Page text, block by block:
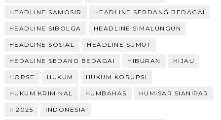
HEADLINE SAMOSIR HEADLINE SERDANG BEDAGAI
HEADLINE SIBOLGA HEADLINE SIMALUNGUN
HEADLINE SOSIAL HEADLINE SUMUT
HEDALINE SEDANG BEDAGAI HIBURAN HIJAU
HORSE HUKUM HUKUM KORUPSI
HUKUM.KRIMINAL HUMBAHAS HUMISAR SIANIPAR
II 2025 INDONESIA